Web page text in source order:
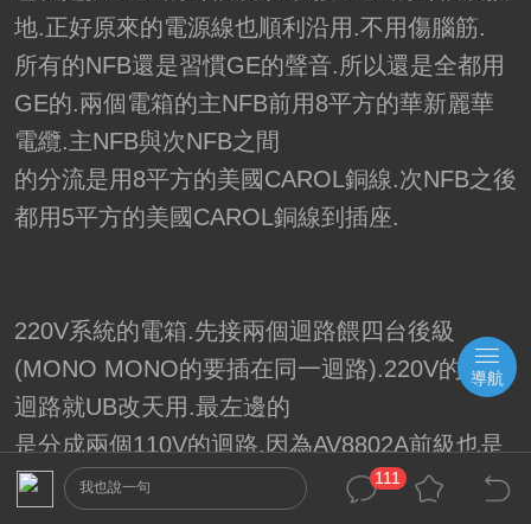
地.正好原來的電源線也順利沿用.不用傷腦筋.
所有的NFB還是習慣GE的聲音.所以還是全都用
GE的.兩個電箱的主NFB前用8平方的華新麗華
電纜.主NFB與次NFB之間
的分流是用8平方的美國CAROL銅線.次NFB之後
都用5平方的美國CAROL銅線到插座.
220V系統的電箱.先接兩個迴路餵四台後級
(MONO MONO的要插在同一迴路).220V的第三
迴路就UB改天用.最左邊的
是分成兩個110V的迴路.因為AV8802A前級也是
沒有接地的設計.所以就拉去餵他.完全不浪
我也說一句
111
導航